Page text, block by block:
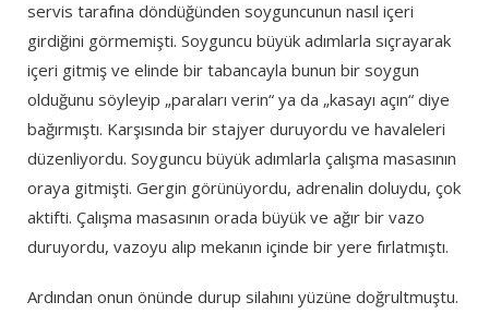
servis tarafına döndüğünden soyguncunun nasıl içeri
girdiğini görmemişti. Soyguncu büyük adımlarla sıçrayarak
içeri gitmiş ve elinde bir tabancayla bunun bir soygun
olduğunu söyleyip „paraları verin“ ya da „kasayı açın“ diye
bağırmıştı. Karşısında bir stajyer duruyordu ve havaleleri
düzenliyordu. Soyguncu büyük adımlarla çalışma masasının
oraya gitmişti. Gergin görünüyordu, adrenalin doluydu, çok
aktifti. Çalışma masasının orada büyük ve ağır bir vazo
duruyordu, vazoyu alıp mekanın içinde bir yere fırlatmıştı.
Ardından onun önünde durup silahını yüzüne doğrultmuştu.